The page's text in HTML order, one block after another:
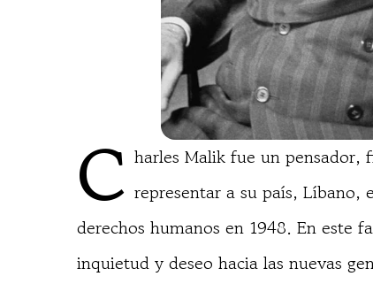
C harles Malik fue un
representar a su país, Líbano,
derechos humanos en 1948. En este
inquietud y deseo hacia las nuevas